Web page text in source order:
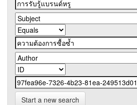
Start a new search